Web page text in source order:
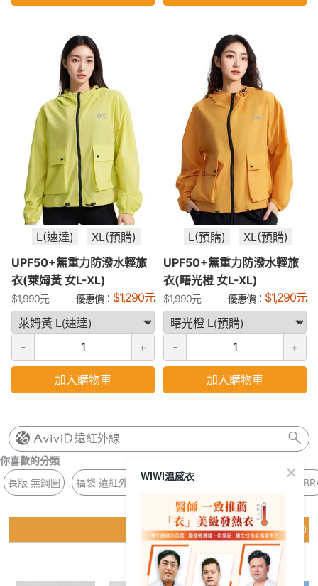
L(速達)
XL(預購)
UPF50+無重力防潑水輕旅
衣(萊姆黃 女L-XL)
$1,990元 優惠價： $1,290元
- +
加入購物車
L(預購)
XL(預購)
UPF50+無重力防潑水輕旅
衣(曙光橙 女L-XL)
$1,990元 優惠價： $1,290元
- +
加入購物車
遠紅外線
你喜歡的分類
長版 無鋼圈
福袋 遠紅外線 紫外線 連帽 平口
猜你喜歡
WIWI溫感衣